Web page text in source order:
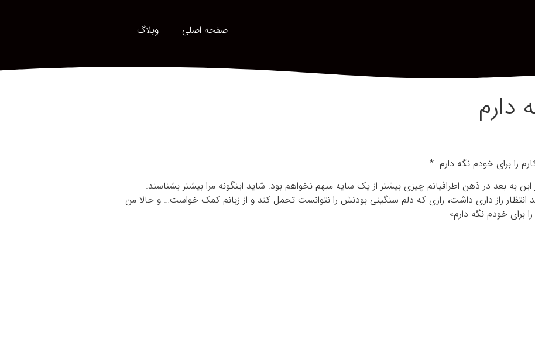
صفحه اصلی وبلاگ
دارم
را برای خودم نگه دارم…*
به بعد در ذهن اطرافیانم چیزی بیشتر از یک سایه مبهم نخواهم بود. شاید اینگونه مرا بیشتر بشناسند.
راز داری داشت، رازی که دلم سنگینی بودنش را نتوانست تحمل کند و از زبانم کمک خواست… و حالا من
برای خودم نگه دارم»